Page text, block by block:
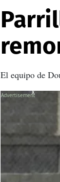
El equipo de
X